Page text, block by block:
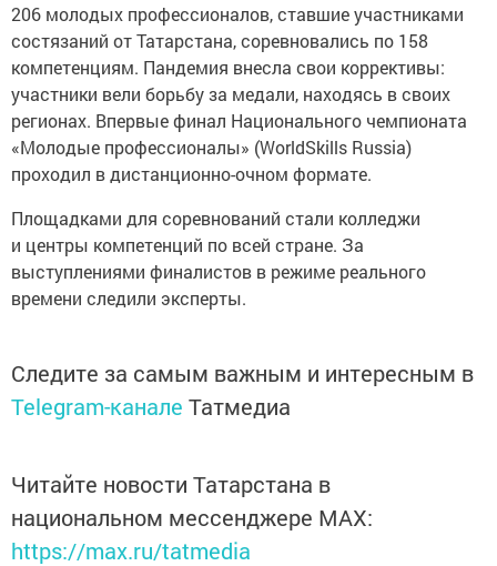
206 молодых профессионалов, ставшие участниками
состязаний от Татарстана, соревновались по 158
компетенциям. Пандемия внесла свои коррективы:
участники вели борьбу за медали, находясь в своих
регионах. Впервые финал Национального чемпионата
«Молодые профессионалы» (WorldSkills Russia)
проходил в дистанционно-очном формате.
Площадками для соревнований стали колледжи
и центры компетенций по всей стране. За
выступлениями финалистов в режиме реального
времени следили эксперты.
Следите за самым важным и интересным в
Telegram-канале Татмедиа
Читайте новости Татарстана в
национальном мессенджере MАХ:
https://max.ru/tatmedia